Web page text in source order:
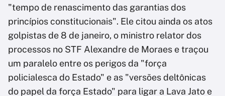
"tempo de renascimento das garantias dos
princípios constitucionais". Ele citou ainda os atos
golpistas de 8 de janeiro, o ministro relator dos
processos no STF Alexandre de Moraes e traçou
um paralelo entre os perigos da "força
policialesca do Estado" e as "versões deltônicas
do papel da força Estado" para ligar a Lava Jato e